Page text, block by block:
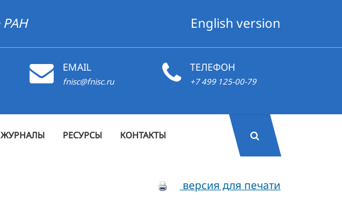
РАН English version
EMAIL
fnisc@fnisc.ru
ТЕЛЕФОН
+7 499 125-00-79
ЖУРНАЛЫ РЕСУРСЫ КОНТАКТЫ
версия для печати